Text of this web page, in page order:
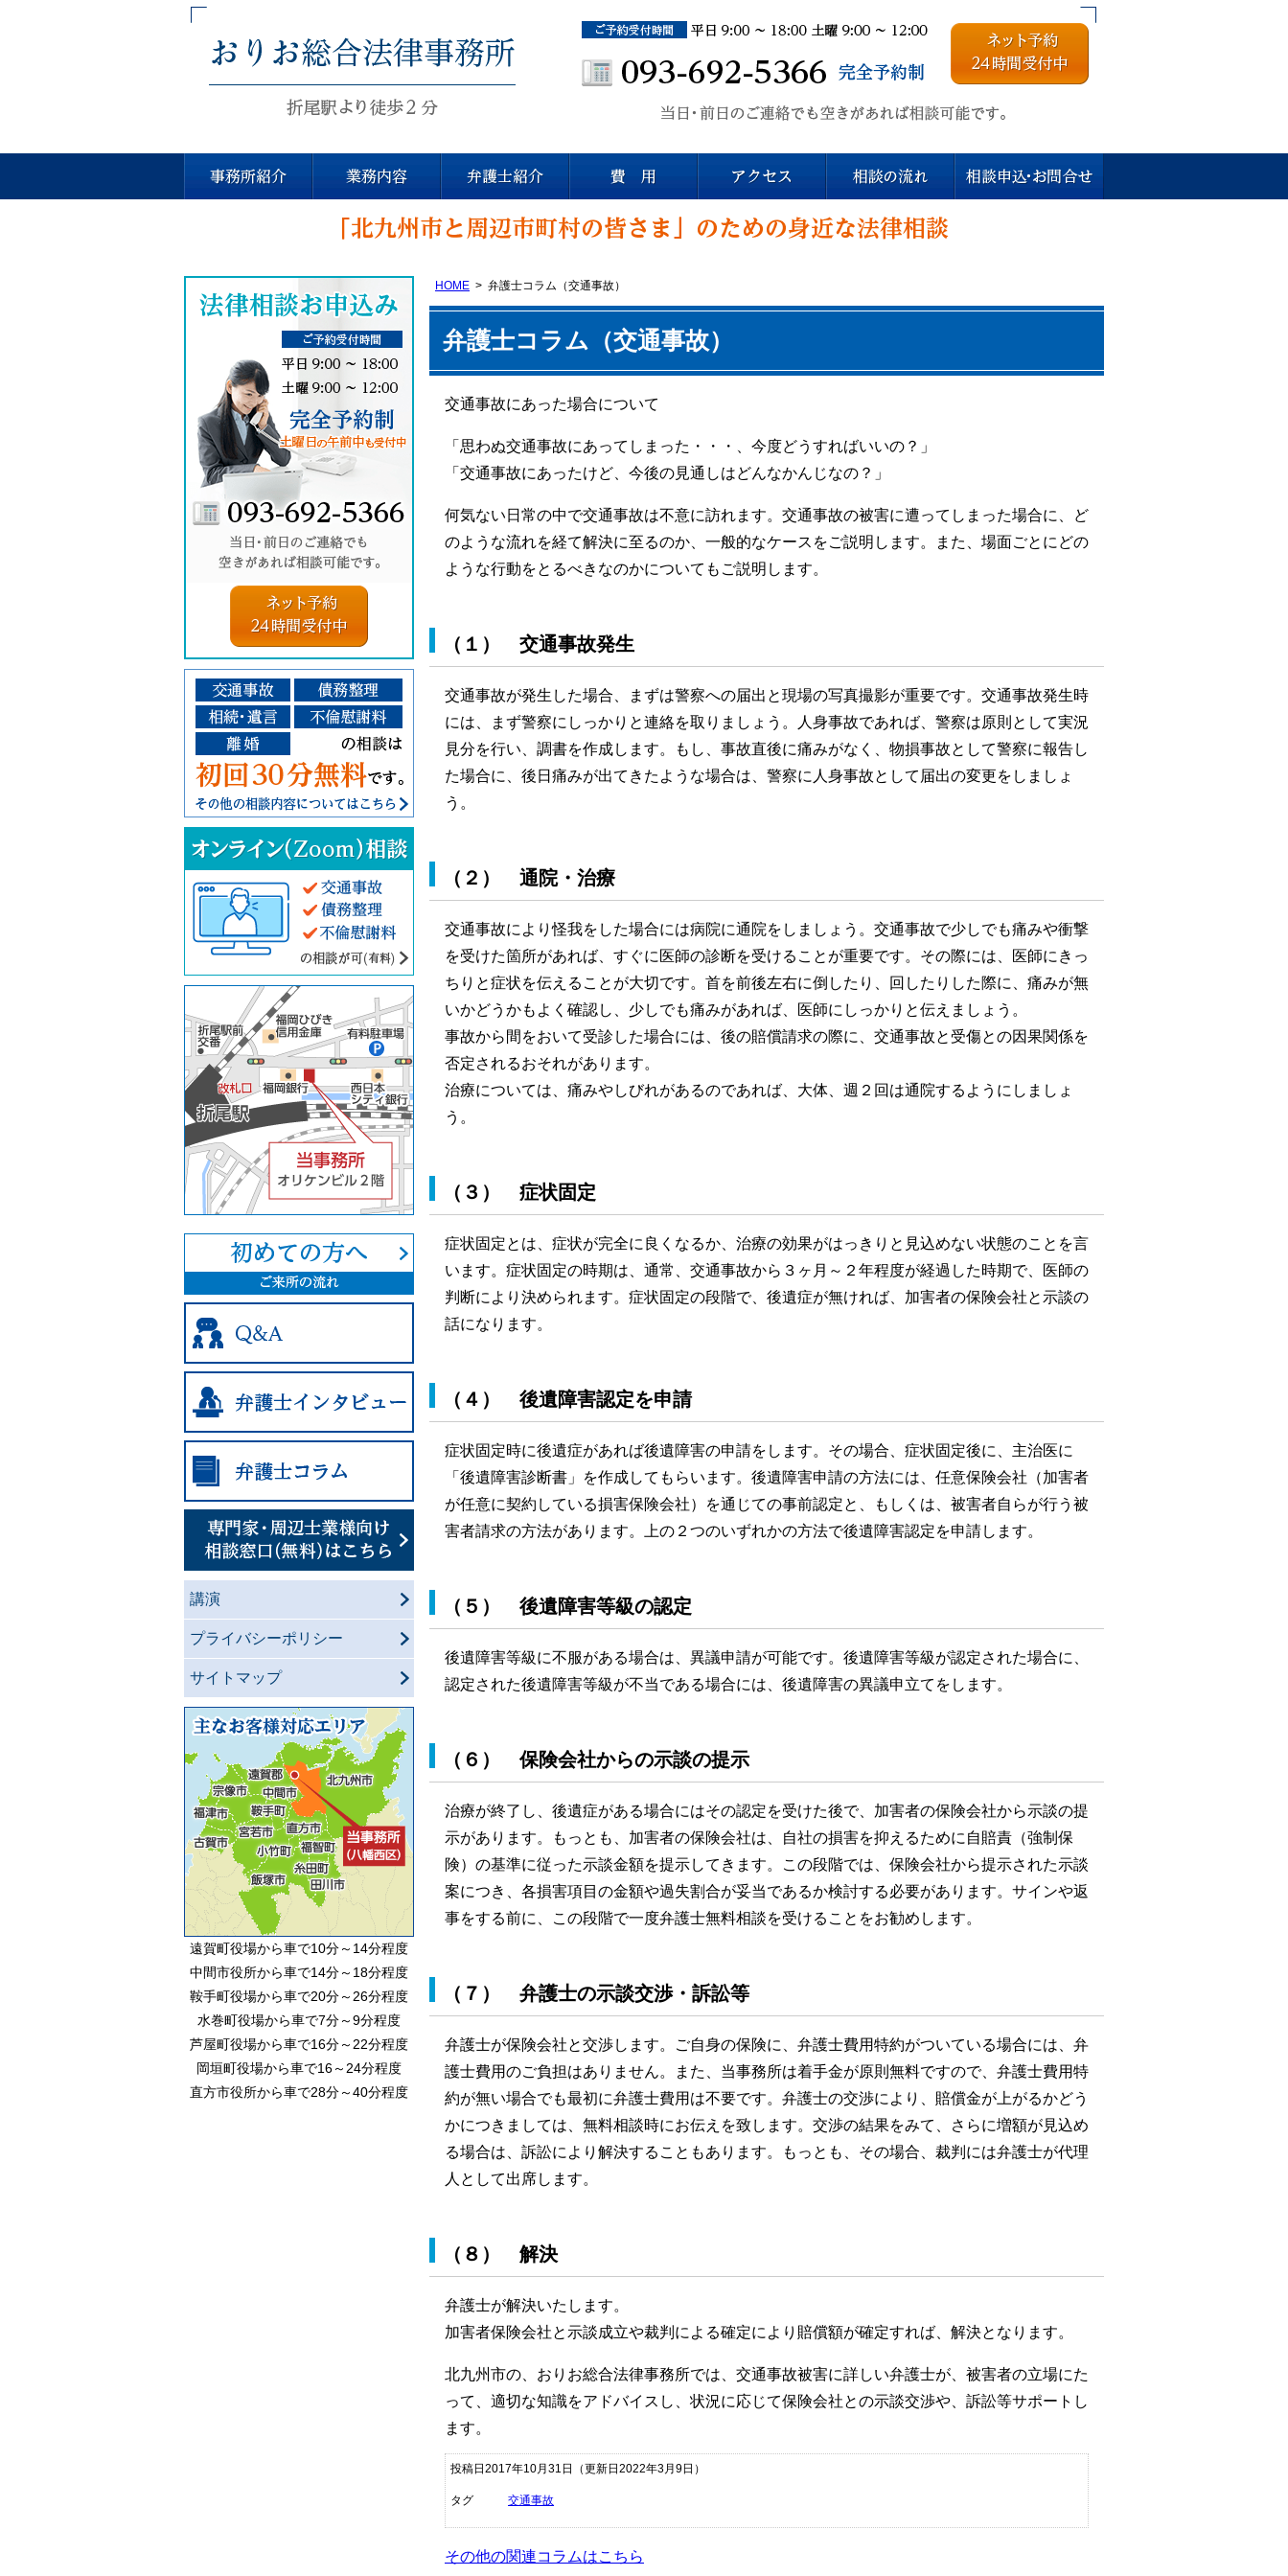
折尾駅東口より徒歩2分
HOME 弁護士コラム（交通事故）
弁護士コラム（交通事故）
交通事故にあった場合について
「思わぬ交通事故にあってしまった・・・、今度どうすればいいの？」
「交通事故にあったけど、今後の見通しはどんなかんじなの？」
何気ない日常の中で交通事故は不意に訪れます。交通事故の被害に遭ってしまった場合に、ど
のような流れを経て解決に至るのか、一般的なケースをご説明します。また、場面ごとにどの
ような行動をとるべきなのかについてもご説明します。
（１） 交通事故発生
交通事故が発生した場合、まずは警察への届出と現場の写真撮影が重要です。交通事故発生時
には、まず警察にしっかりと連絡を取りましょう。人身事故であれば、警察は原則として実況
見分を行い、調書を作成します。もし、事故直後に痛みがなく、物損事故として警察に報告し
た場合に、後日痛みが出てきたような場合は、警察に人身事故として届出の変更をしましょ
う。
（２） 通院・治療
交通事故により怪我をした場合には病院に通院をしましょう。交通事故で少しでも痛みや衝撃
を受けた箇所があれば、すぐに医師の診断を受けることが重要です。その際には、医師にきっ
ちりと症状を伝えることが大切です。首を前後左右に倒したり、回したりした際に、痛みが無
いかどうかもよく確認し、少しでも痛みがあれば、医師にしっかりと伝えましょう。
事故から間をおいて受診した場合には、後の賠償請求の際に、交通事故と受傷との因果関係を
否定されるおそれがあります。
治療については、痛みやしびれがあるのであれば、大体、週２回は通院するようにしましょ
う。
（３） 症状固定
症状固定とは、症状が完全に良くなるか、治療の効果がはっきりと見込めない状態のことを言
います。症状固定の時期は、通常、交通事故から３ヶ月～２年程度が経過した時期で、医師の
判断により決められます。症状固定の段階で、後遺症が無ければ、加害者の保険会社と示談の
話になります。
（４） 後遺障害認定を申請
症状固定時に後遺症があれば後遺障害の申請をします。その場合、症状固定後に、主治医に
「後遺障害診断書」を作成してもらいます。後遺障害申請の方法には、任意保険会社（加害者
が任意に契約している損害保険会社）を通じての事前認定と、もしくは、被害者自らが行う被
害者請求の方法があります。上の２つのいずれかの方法で後遺障害認定を申請します。
（５） 後遺障害等級の認定
後遺障害等級に不服がある場合は、異議申請が可能です。後遺障害等級が認定された場合に、
認定された後遺障害等級が不当である場合には、後遺障害の異議申立てをします。
（６） 保険会社からの示談の提示
治療が終了し、後遺症がある場合にはその認定を受けた後で、加害者の保険会社から示談の提
示があります。もっとも、加害者の保険会社は、自社の損害を抑えるために自賠責（強制保
険）の基準に従った示談金額を提示してきます。この段階では、保険会社から提示された示談
案につき、各損害項目の金額や過失割合が妥当であるか検討する必要があります。サインや返
事をする前に、この段階で一度弁護士無料相談を受けることをお勧めします。
（７） 弁護士の示談交渉・訴訟等
弁護士が保険会社と交渉します。ご自身の保険に、弁護士費用特約がついている場合には、弁
護士費用のご負担はありません。また、当事務所は着手金が原則無料ですので、弁護士費用特
約が無い場合でも最初に弁護士費用は不要です。弁護士の交渉により、賠償金が上がるかどう
かにつきましては、無料相談時にお伝えを致します。交渉の結果をみて、さらに増額が見込め
る場合は、訴訟により解決することもあります。もっとも、その場合、裁判には弁護士が代理
人として出席します。
（８） 解決
弁護士が解決いたします。
加害者保険会社と示談成立や裁判による確定により賠償額が確定すれば、解決となります。
北九州市の、おりお総合法律事務所では、交通事故被害に詳しい弁護士が、被害者の立場にた
って、適切な知識をアドバイスし、状況に応じて保険会社との示談交渉や、訴訟等サポートし
ます。
投稿日2017年10月31日 （更新日2022年3月9日）
タグ 交通事故
その他の関連コラムはこちら
完全予約制
ご予約受付：093-692-5366（平日9:00～18:00 土曜9:00～12:00）
ネット予約24時間受付中
当日・前日のご連絡でも空きがあれば相談可能です。
講演
プライバシーポリシー
サイトマップ
遠賀町役場から車で10分～14分程度
中間市役所から車で14分～18分程度
鞍手町役場から車で20分～26分程度
水巻町役場から車で7分～9分程度
芦屋町役場から車で16分～22分程度
岡垣町役場から車で16～24分程度
直方市役所から車で28分～40分程度